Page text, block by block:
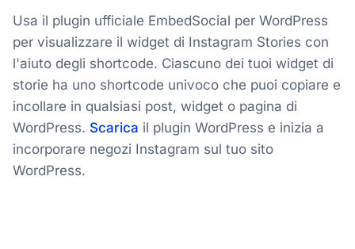
Usa il plugin ufficiale EmbedSocial per WordPress
per visualizzare il widget di Instagram Stories con
l'aiuto degli shortcode. Ciascuno dei tuoi widget di
storie ha uno shortcode univoco che puoi copiare e
incollare in qualsiasi post, widget o pagina di
WordPress. Scarica il plugin WordPress e inizia a
incorporare negozi Instagram sul tuo sito
WordPress.